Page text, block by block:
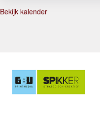
Bekijk kalender